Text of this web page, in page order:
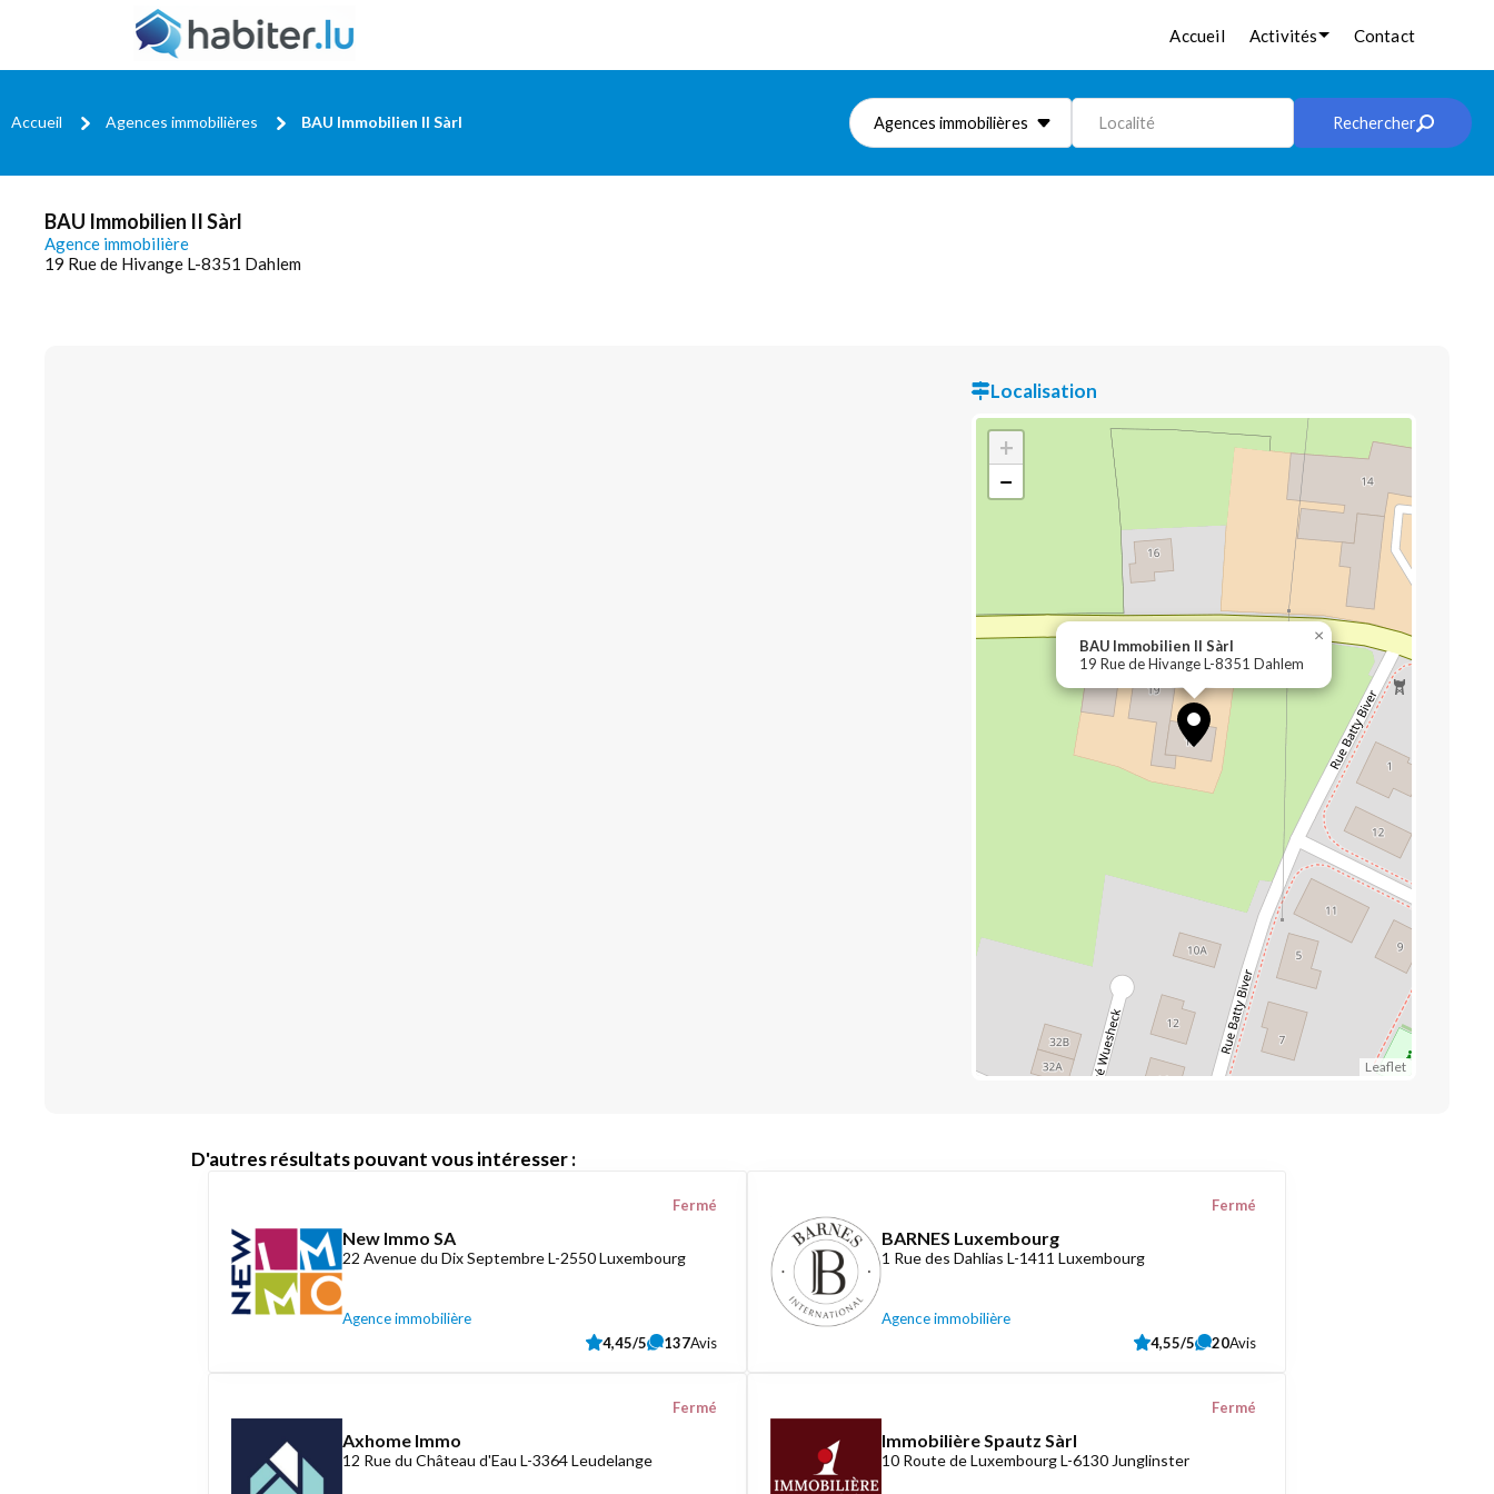
Accueil Activités Contact
Accueil Agences immobilières BAU Immobilien II Sàrl Agences immobilières Localité Rechercher
BAU Immobilien II Sàrl
Agence immobilière
19 Rue de Hivange L-8351 Dahlem
Localisation
BAU Immobilien II Sàrl
19 Rue de Hivange L-8351 Dahlem
×
+
−
Leaflet
D'autres résultats pouvant vous intéresser :
New Immo SA
22 Avenue du Dix Septembre L-2550 Luxembourg
Agence immobilière
Fermé
4,45/5 137Avis
BARNES Luxembourg
1 Rue des Dahlias L-1411 Luxembourg
Agence immobilière
Fermé
4,55/5 20Avis
Axhome Immo
12 Rue du Château d'Eau L-3364 Leudelange
Fermé
Immobilière Spautz Sàrl
10 Route de Luxembourg L-6130 Junglinster
Fermé